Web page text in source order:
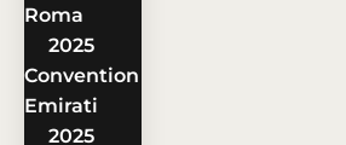
Roma
2025
Convention
Emirati
2025